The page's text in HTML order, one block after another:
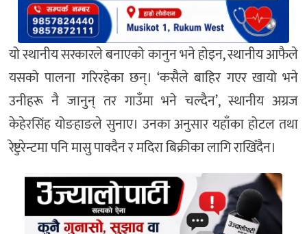
यो स्थानीय सरकारले बनाएको कानुन भने होइन, स्थानीय आफैले
यसको पालना गरिरहेका छन्। ‘कसैले बाहिर गएर खायो भने
उनीहरू नै जानुन् तर गाउँमा भने चल्दैन’, स्थानीय अग्रज
केहेरसिंह योङहाङले सुनाए। उनका अनुसार यहाँका होटल तथा
रेष्टुरेन्टमा पनि मासु पाक्दैन र मदिरा बिक्रीका लागि राखिँदैन।